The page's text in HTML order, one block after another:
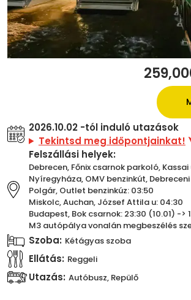
2026.10.02 -tól induló utazások
Tekintsd meg időpontjainkat!
Felszállási helyek:
Debrecen, Főnix csarnok parkoló,
Nyíregyháza, OMV benzinkút,
Polgár, Outlet benzinkúz: 03:50
Miskolc, Auchan, József Attila u: 04:30
Budapest, Bok csarnok: 23:30 (10.01) ->
M3 autópálya vonalán megbeszélés
Szoba: Kétágyas szoba
Ellátás: Reggeli
Utazás: Autóbusz, Repülő